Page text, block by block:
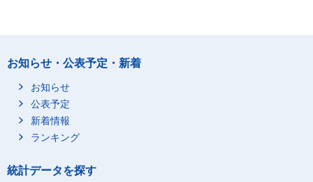
お知らせ・公表予定・新着
お知らせ
公表予定
新着情報
ランキング
統計データを探す